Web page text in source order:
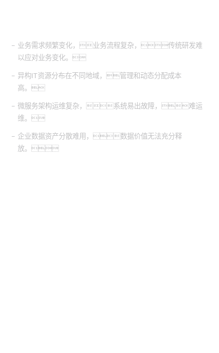
业务需求频繁变化，业务流程复杂，传统研发难
以应对业务变化。
异构IT资源分布在不同地域，管理和动态分配成本
高。
微服务架构运维复杂，系统易出故障，难运
维。
企业数据资产分散难用，数据价值无法充分释
放。